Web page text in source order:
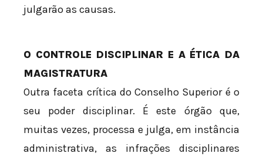
julgarão as causas.
O CONTROLE DISCIPLINAR E A ÉTICA DA
MAGISTRATURA
Outra faceta crítica do Conselho Superior é o
seu poder disciplinar. É este órgão que,
muitas vezes, processa e julga, em instância
administrativa, as infrações disciplinares